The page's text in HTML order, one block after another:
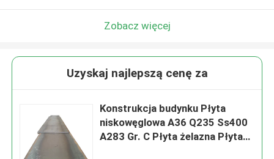
Zobacz więcej
Uzyskaj najlepszą cenę za
Konstrukcja budynku Płyta
niskowęglowa A36 Q235 Ss400
A283 Gr. C Płyta żelazna Płyta